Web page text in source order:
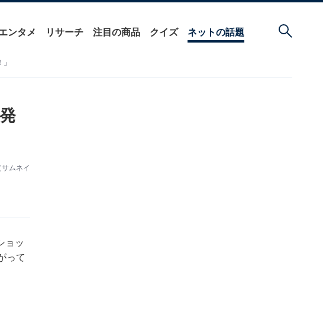
ンタメ リサーチ 注目の商品 クイズ ネットの話題
ムネイ
ョッ
って